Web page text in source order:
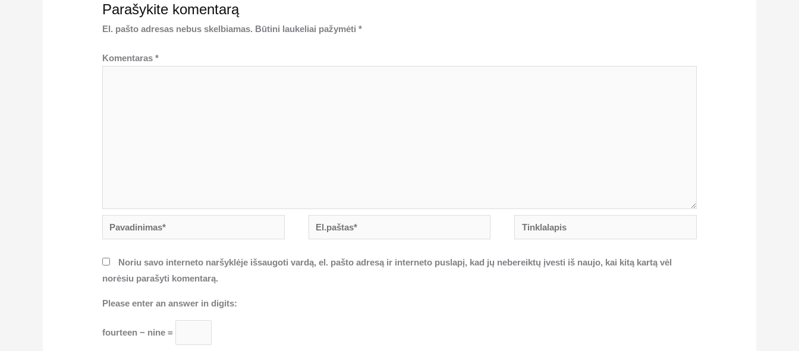
Parašykite komentarą
El. pašto adresas nebus skelbiamas. Būtini laukeliai pažymėti*
Komentaras*
Pavadinimas* El.paštas* Tinklalapis
Noriu savo interneto naršyklėje išsaugoti vardą, el. pašto adresą ir interneto puslapį, kad jų nebereiktų įvesti iš naujo, kai kitą kartą vėl
norėsiu parašyti komentarą.
Please enter an answer in digits:
fourteen − nine =